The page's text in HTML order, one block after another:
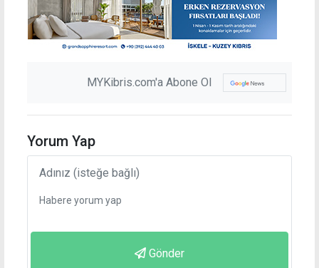
MYKibris.com'a Abone Ol
Yorum Yap
Gönder